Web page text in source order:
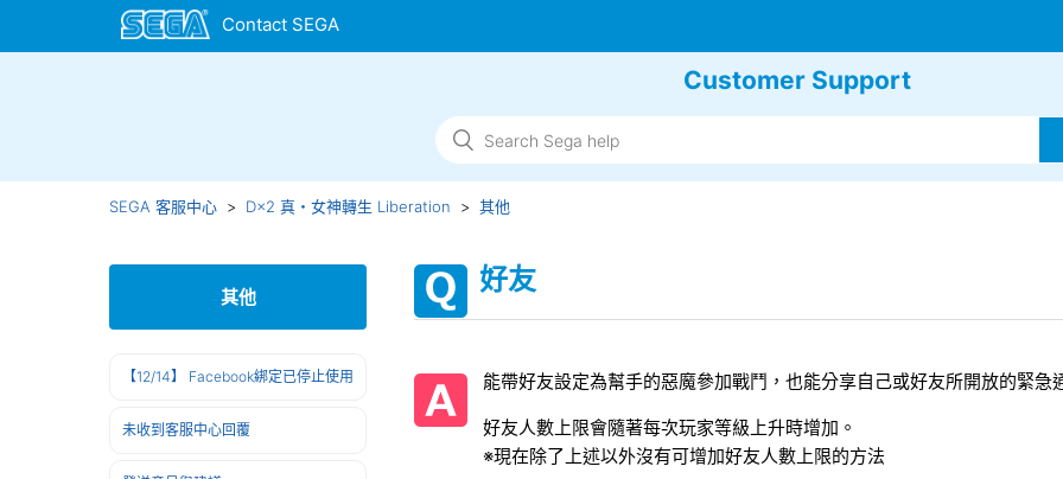
Customer Support
SEGA 客服中心 D×2 真・女神轉生 Liberation 其他
其他
【12/14】 Facebook綁定已停止使用
未收到客服中心回覆
好友
能帶好友設定為幫手的惡魔參加戰鬥，也能分享自己或好友所開放的緊急
好友人數上限會隨著每次玩家等級上升時增加。
※現在除了上述以外沒有可增加好友人數上限的方法